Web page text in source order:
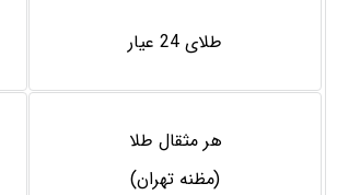
طلای 24 عیار
هر مثقال طلا
(مظنه تهران)